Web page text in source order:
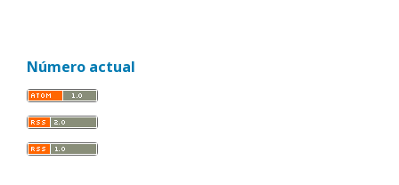
Número actual